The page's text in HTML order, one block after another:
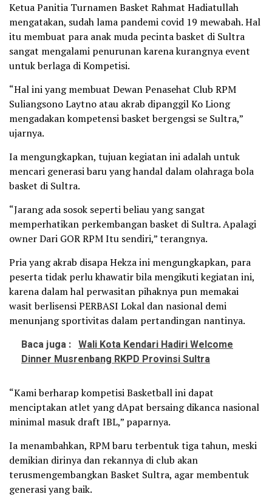
Ketua Panitia Turnamen Basket Rahmat Hadiatullah
mengatakan, sudah lama pandemi covid 19 mewabah. Hal
itu membuat para anak muda pecinta basket di Sultra
sangat mengalami penurunan karena kurangnya event
untuk berlaga di Kompetisi.
“Hal ini yang membuat Dewan Penasehat Club RPM
Suliangsono Laytno atau akrab dipanggil Ko Liong
mengadakan kompetensi basket bergengsi se Sultra,”
ujarnya.
Ia mengungkapkan, tujuan kegiatan ini adalah untuk
mencari generasi baru yang handal dalam olahraga bola
basket di Sultra.
“Jarang ada sosok seperti beliau yang sangat
memperhatikan perkembangan basket di Sultra. Apalagi
owner Dari GOR RPM Itu sendiri,” terangnya.
Pria yang akrab disapa Hekza ini mengungkapkan, para
peserta tidak perlu khawatir bila mengikuti kegiatan ini,
karena dalam hal perwasitan pihaknya pun memakai
wasit berlisensi PERBASI Lokal dan nasional demi
menunjang sportivitas dalam pertandingan nantinya.
Baca juga : Wali Kota Kendari Hadiri Welcome
Dinner Musrenbang RKPD Provinsi Sultra
“Kami berharap kompetisi Basketball ini dapat
menciptakan atlet yang dApat bersaing dikanca nasional
minimal masuk draft IBL,” paparnya.
Ia menambahkan, RPM baru terbentuk tiga tahun, meski
demikian dirinya dan rekannya di club akan
terusmengembangkan Basket Sultra, agar membentuk
generasi yang baik.